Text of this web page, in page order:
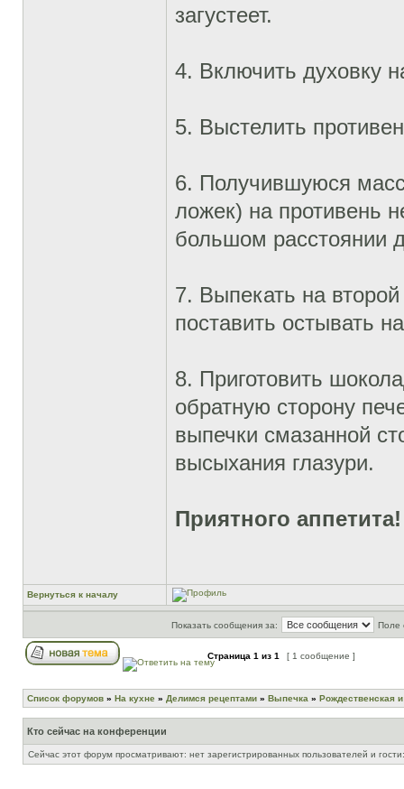
загустеет.
4. Включить духовку
5. Выстелить
6. Получившуюся
ложек) на противень
большом расстоянии
7. Выпекать на
поставить остывать
8. Приготовить
обратную сторону
выпечки смазанной
высыхания глазури.
Приятного аппетита!
Вернуться к началу
Показать сообщения за: Поле
Страница 1 из 1 [ 1 сообщение ]
Список форумов » На кухне » Делимся рецептами » Выпечка » Рождественская
Кто сейчас на конференции
Сейчас этот форум просматривают: нет зарегистрированных пользователей и